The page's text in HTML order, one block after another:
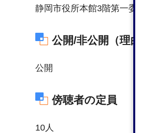
静岡市役所本館3階第一委
公開/非公開（理由）
公開
傍聴者の定員
10人